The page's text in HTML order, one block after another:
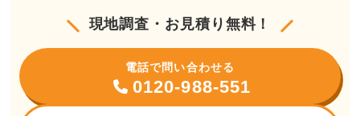
現地調査・お見積り無料！
電話で問い合わせる
0120-988-551